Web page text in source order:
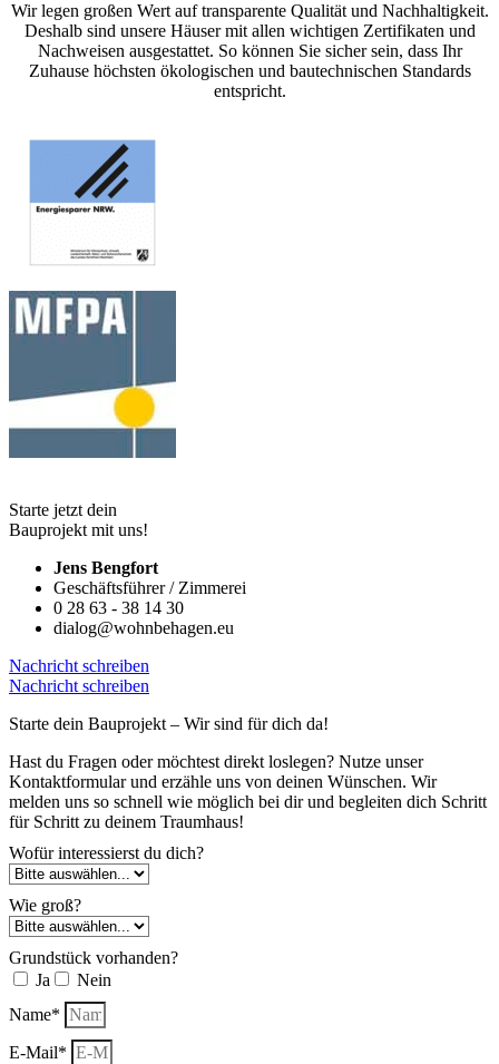
Wir legen großen Wert auf transparente Qualität und Nachhaltigkeit.
Deshalb sind unsere Häuser mit allen wichtigen Zertifikaten und
Nachweisen ausgestattet. So können Sie sicher sein, dass Ihr
Zuhause höchsten ökologischen und bautechnischen Standards
entspricht.
Starte jetzt dein
Bauprojekt mit uns!
Jens Bengfort
Geschäftsführer / Zimmerei
0 28 63 - 38 14 30
dialog@wohnbehagen.eu
Nachricht schreiben
Nachricht schreiben
Starte dein Bauprojekt – Wir sind für dich da!
Hast du Fragen oder möchtest direkt loslegen? Nutze unser
Kontaktformular und erzähle uns von deinen Wünschen. Wir
melden uns so schnell wie möglich bei dir und begleiten dich Schritt
für Schritt zu deinem Traumhaus!
Wofür interessierst du dich?
Wie groß?
Grundstück vorhanden?
Ja
Nein
Name*
E-Mail*